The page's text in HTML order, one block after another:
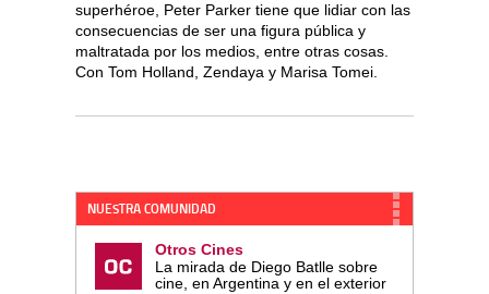
superhéroe, Peter Parker tiene que lidiar con las
consecuencias de ser una figura pública y
maltratada por los medios, entre otras cosas.
Con Tom Holland, Zendaya y Marisa Tomei.
NUESTRA COMUNIDAD
Otros Cines
La mirada de Diego Batlle sobre
cine, en Argentina y en el exterior